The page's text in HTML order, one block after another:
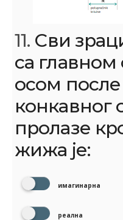
11. Сви
са
осом
конкавног
пролазе
жижа је:
имагинарна
реална